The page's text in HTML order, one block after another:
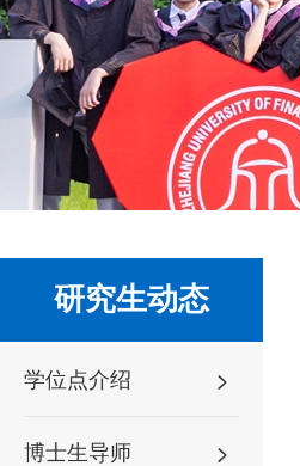
研究生动态
学位点介绍
博士生导师